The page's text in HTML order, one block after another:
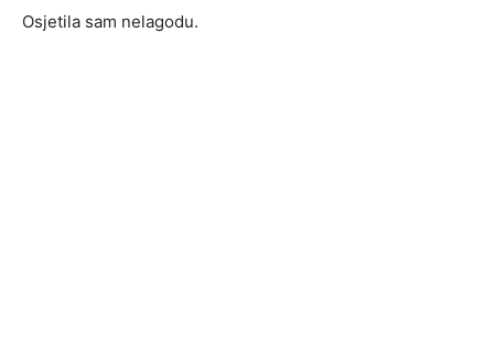
Osjetila sam nelagodu.